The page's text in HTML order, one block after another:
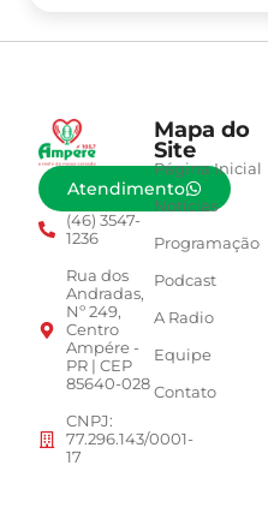
Atendimento
(46) 3547-
1236
Rua dos
Andradas,
Nº 249,
Centro
Ampére -
PR | CEP
85640-028
CNPJ:
77.296.143/0001-
17
Mapa do
Site
Página Inicial
Notícias
Programação
Podcast
A Radio
Equipe
Contato